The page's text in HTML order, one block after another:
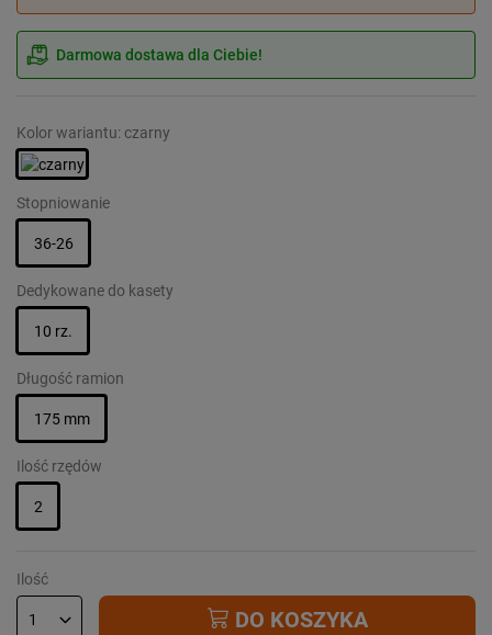
Darmowa dostawa dla Ciebie!
Kolor wariantu: czarny
Stopniowanie
36-26
Dedykowane do kasety
10 rz.
Długość ramion
175 mm
Ilość rzędów
2
Ilość
DO KOSZYKA